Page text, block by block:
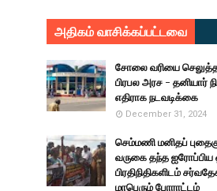
அதிகம் வாசிக்கப்பட்டவை
சோலை வரியை
பிரபல அரச - தனியார்
எதிராக நடவடிக்கை
December 31, 2024
செம்மணி மனிதப்
வருகை தந்த ஐரோப்பிய
பிரதிநிதிகளிடம்
மாபெரும் போராட்டம்